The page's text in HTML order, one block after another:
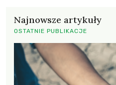
Najnowsze artykuły
OSTATNIE PUBLIKACJE